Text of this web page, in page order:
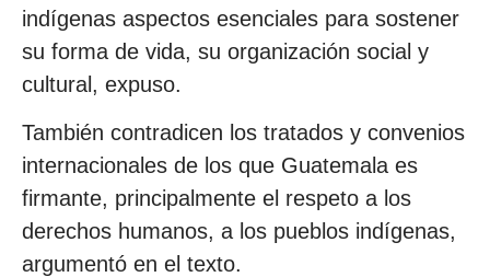
indígenas aspectos esenciales para sostener
su forma de vida, su organización social y
cultural, expuso.
También contradicen los tratados y convenios
internacionales de los que Guatemala es
firmante, principalmente el respeto a los
derechos humanos, a los pueblos indígenas,
argumentó en el texto.